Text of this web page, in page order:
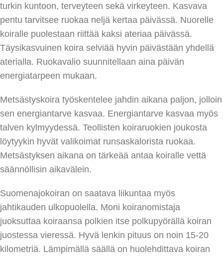
turkin kuntoon, terveyteen sekä virkeyteen. Kasvava
pentu tarvitsee ruokaa neljä kertaa päivässä. Nuorelle
koiralle puolestaan riittää kaksi ateriaa päivässä.
Täysikasvuinen koira selviää hyvin päivästään yhdellä
aterialla. Ruokavalio suunnitellaan aina päivän
energiatarpeen mukaan.
Metsästyskoira työskentelee jahdin aikana paljon, jolloin
sen energiantarve kasvaa. Energiantarve kasvaa myös
talven kylmyydessä. Teollisten koiraruokien joukosta
löytyykin hyvät valikoimat runsaskalorista ruokaa.
Metsästyksen aikana on tärkeää antaa koiralle vettä
säännöllisin aikavälein.
Suomenajokoiran on saatava liikuntaa myös
jahtikauden ulkopuolella. Moni koiranomistaja
juoksuttaa koiraansa polkien itse polkupyörällä koiran
juostessa vieressä. Hyvä lenkin pituus on noin 15-20
kilometriä. Lämpimällä säällä on huolehdittava koiran